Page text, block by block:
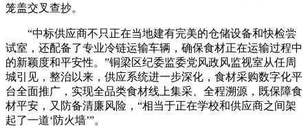
笼盖交叉查抄。
“中标供应商不只正在当地建有完美的仓储设备和快检尝
试室，还配备了专业冷链运输车辆，确保食材正在运输过程中
的新颖度和平安性。”铜梁区纪委监委党风政风监视室从任周
城引见，整治以来，供应系统进一步深化，食材采购数字化平
台全面推广，实现全品类食材线上集采、全程溯源，既保障食
材平安，又防备清廉风险，“相当于正在学校和供应商之间架
起了一道‘防火墙’”。